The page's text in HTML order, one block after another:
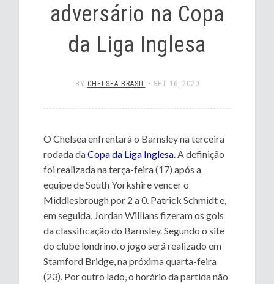
adversário na Copa
da Liga Inglesa
BY CHELSEA BRASIL • SET 16, 2020
O Chelsea enfrentará o Barnsley na terceira
rodada daCopa da Liga Inglesa . A definição
foi realizada na terça-feira (17) após a
equipe de South Yorkshire vencer o
Middlesbrough por 2 a 0. Patrick Schmidt e,
em seguida, Jordan Willians fizeram os gols
da classificação do Barnsley. Segundo o site
do clube londrino, o jogo será realizado em
Stamford Bridge, na próxima quarta-feira
(23). Por outro lado, o horário da partida não